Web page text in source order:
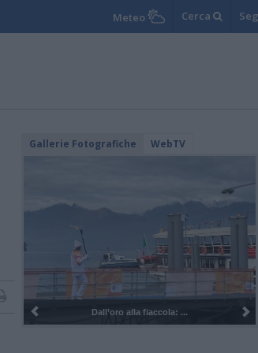
Meteo Cerca
Gallerie Fotografiche WebTV
Dall’oro alla fiaccola: ...